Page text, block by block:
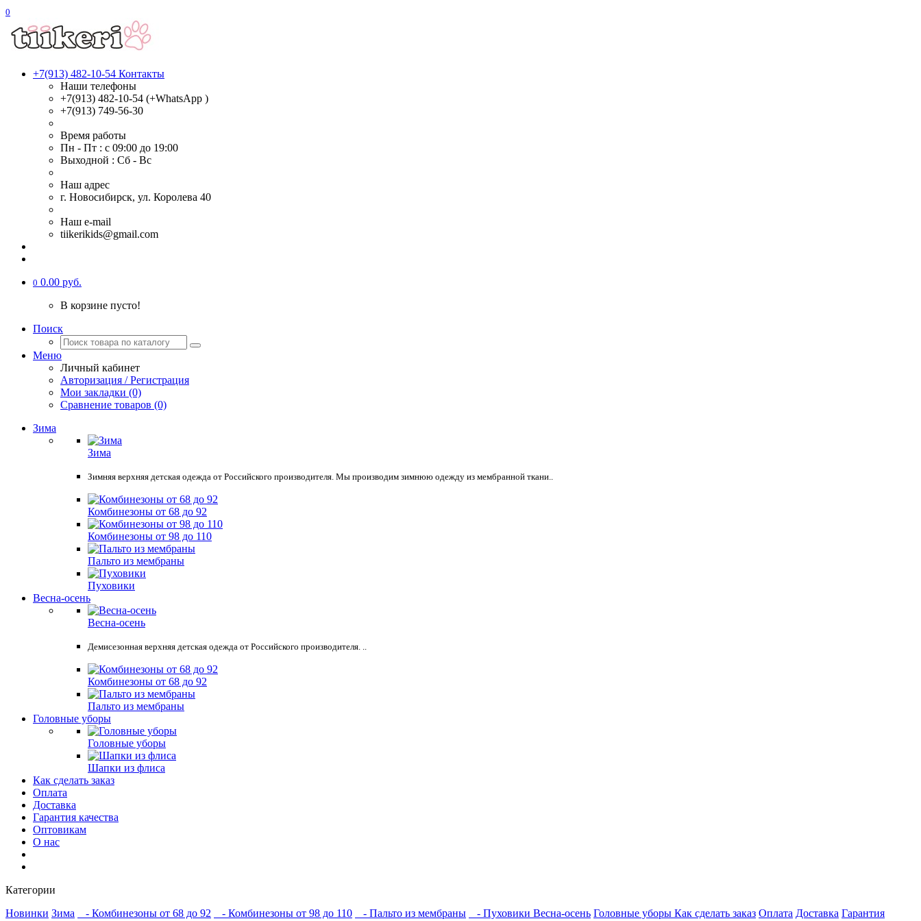
0
+7(913) 482-10-54 Контакты
Наши телефоны
+7(913) 482-10-54 (+WhatsApp )
+7(913) 749-56-30
Время работы
Пн - Пт : с 09:00 до 19:00
Выходной : Сб - Вс
Наш адрес
г. Новосибирск, ул. Королева 40
Наш e-mail
tiikerikids@gmail.com
0 0.00 руб.
В корзине пусто!
Поиск
Меню
Личный кабинет
Авторизация / Регистрация
Мои закладки (0)
Сравнение товаров (0)
Зима
Зима
Зимняя верхняя детская одежда от Российского производителя. Мы производим зимнюю одежду из мембранной ткани..
Комбинезоны от 68 до 92
Комбинезоны от 98 до 110
Пальто из мембраны
Пуховики
Весна-осень
Весна-осень
Демисезонная верхняя детская одежда от Российского производителя. ..
Комбинезоны от 68 до 92
Пальто из мембраны
Головные уборы
Головные уборы
Шапки из флиса
Как сделать заказ
Оплата
Доставка
Гарантия качества
Оптовикам
О нас
Категории
Новинки Зима - Комбинезоны от 68 до 92 - Комбинезоны от 98 до 110 - Пальто из мембраны - Пуховики Весна-осень Головные уборы Как сделать заказ Оплата Доставка Гарантия